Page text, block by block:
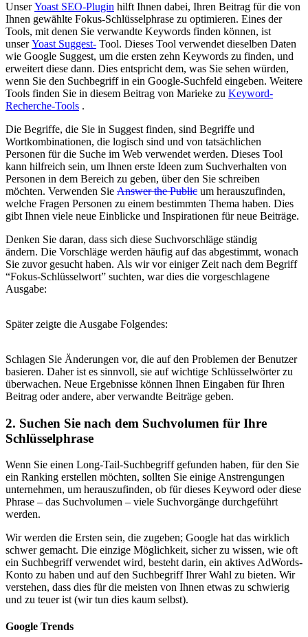
UnserYoast SEO-Plugin hilft Ihnen dabei, Ihren Beitrag für die von
Ihnen gewählte Fokus-Schlüsselphrase zu optimieren. Eines der
Tools, mit denen Sie verwandte Keywords finden können, ist
unserYoast Suggest- Tool. Dieses Tool verwendet dieselben Daten
wie Google Suggest, um die ersten zehn Keywords zu finden, und
erweitert diese dann. Dies entspricht dem, was Sie sehen würden,
wenn Sie den Suchbegriff in ein Google-Suchfeld eingeben. Weitere
Tools finden Sie in diesem Beitrag von Marieke zu Keyword-
Recherche-Tools .
Die Begriffe, die Sie in Suggest finden, sind Begriffe und
Wortkombinationen, die logisch sind und von tatsächlichen
Personen für die Suche im Web verwendet werden. Dieses Tool
kann hilfreich sein, um Ihnen erste Ideen zum Suchverhalten von
Personen in dem Bereich zu geben, über den Sie schreiben
möchten. Verwenden Sie Answer the Public um herauszufinden,
welche Fragen Personen zu einem bestimmten Thema haben. Dies
gibt Ihnen viele neue Einblicke und Inspirationen für neue Beiträge.
Denken Sie daran, dass sich diese Suchvorschläge ständig
ändern. Die Vorschläge werden häufig auf das abgestimmt, wonach
Sie zuvor gesucht haben. Als wir vor einiger Zeit nach dem Begriff
“Fokus-Schlüsselwort” suchten, war dies die vorgeschlagene
Ausgabe:
Später zeigte die Ausgabe Folgendes:
Schlagen Sie Änderungen vor, die auf den Problemen der Benutzer
basieren. Daher ist es sinnvoll, sie auf wichtige Schlüsselwörter zu
überwachen. Neue Ergebnisse können Ihnen Eingaben für Ihren
Beitrag oder andere, aber verwandte Beiträge geben.
2. Suchen Sie nach dem Suchvolumen für Ihre
Schlüsselphrase
Wenn Sie einen Long-Tail-Suchbegriff gefunden haben, für den Sie
ein Ranking erstellen möchten, sollten Sie einige Anstrengungen
unternehmen, um herauszufinden, ob für dieses Keyword oder diese
Phrase – das Suchvolumen – viele Suchvorgänge durchgeführt
werden.
Wir werden die Ersten sein, die zugeben; Google hat das wirklich
schwer gemacht. Die einzige Möglichkeit, sicher zu wissen, wie oft
ein Suchbegriff verwendet wird, besteht darin, ein aktives AdWords-
Konto zu haben und auf den Suchbegriff Ihrer Wahl zu bieten. Wir
verstehen, dass dies für die meisten von Ihnen etwas zu schwierig
und zu teuer ist (wir tun dies kaum selbst).
Google Trends